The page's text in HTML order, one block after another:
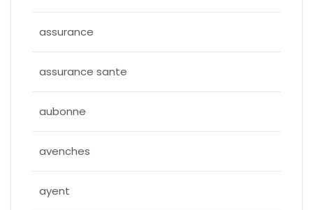
assurance
assurance sante
aubonne
avenches
ayent